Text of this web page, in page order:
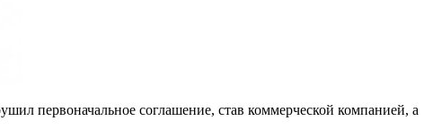
первоначальное соглашение, став коммерческой компанией, а